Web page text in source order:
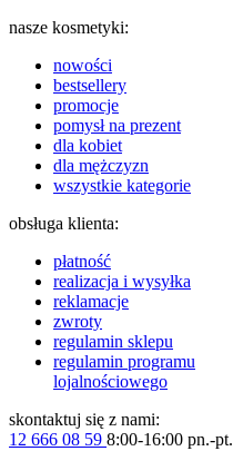
nasze kosmetyki:
nowości
bestsellery
promocje
pomysł na prezent
dla kobiet
dla mężczyzn
wszystkie kategorie
obsługa klienta:
płatność
realizacja i wysyłka
reklamacje
zwroty
regulamin sklepu
regulamin programu
lojalnościowego
skontaktuj się z nami:
12 666 08 59 8:00-16:00 pn.-pt.